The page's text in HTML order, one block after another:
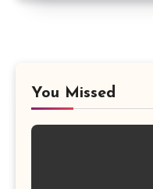
You Missed